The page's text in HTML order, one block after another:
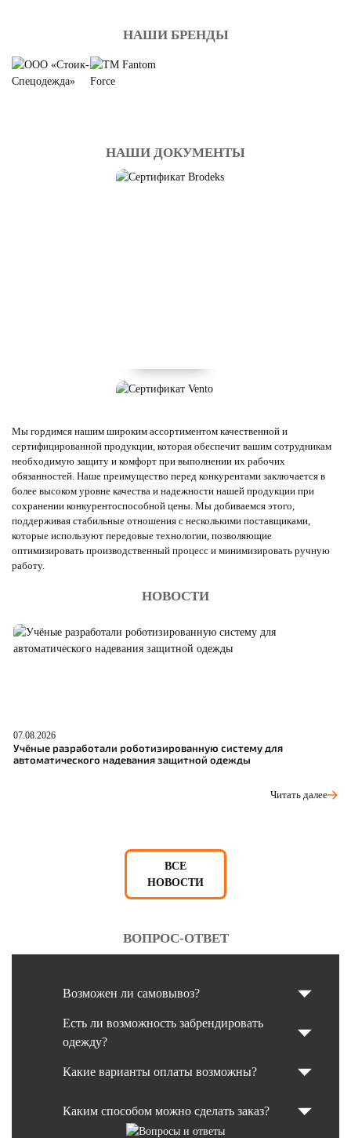
НАШИ БРЕНДЫ
НАШИ ДОКУМЕНТЫ
Мы гордимся нашим широким ассортиментом качественной и
сертифицированной продукции, которая обеспечит вашим сотрудникам
необходимую защиту и комфорт при выполнении их рабочих
обязанностей. Наше преимущество перед конкурентами заключается в
более высоком уровне качества и надежности нашей продукции при
сохранении конкурентоспособной цены. Мы добиваемся этого,
поддерживая стабильные отношения с несколькими поставщиками,
которые используют передовые технологии, позволяющие
оптимизировать производственный процесс и минимизировать ручную
работу.
НОВОСТИ
07.08.2026
Учёные разработали роботизированную систему для
автоматического надевания защитной одежды
Читать далее
ВСЕ
НОВОСТИ
ВОПРОС-ОТВЕТ
Возможен ли самовывоз?
Есть ли возможность забрендировать
одежду?
Какие варианты оплаты возможны?
Каким способом можно сделать заказ?